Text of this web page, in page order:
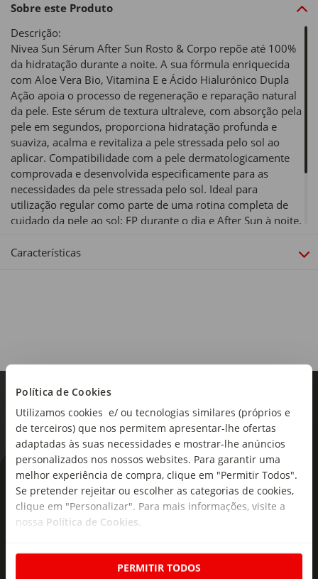
Política de Cookies
Utilizamos cookies e/ ou tecnologias similares (próprios e
de terceiros) que nos permitem apresentar-lhe ofertas
adaptadas às suas necessidades e mostrar-lhe anúncios
personalizados nos nossos websites. Para garantir uma
melhor experiência de compra, clique em "Permitir Todos".
Se pretender rejeitar ou escolher as categorias de cookies,
clique em "Personalizar". Para mais informações, visite a
nossa Política de Cookies.
PERMITIR TODOS
Sobre este Produto
Descrição:
Nivea Sun Sérum After Sun Rosto & Corpo repõe até 100%
da hidratação durante a noite. A sua fórmula enriquecida
com Aloe Vera Bio, Vitamina E e Ácido Hialurónico Dupla
Ação apoia o processo de regeneração e reparação natural
da pele. Este sérum de textura ultraleve, com absorção pela
pele em segundos, proporciona hidratação profunda e
suaviza, acalma e revitaliza a pele stressada pelo sol ao
aplicar. Compatibilidade com a pele dermatologicamente
comprovada e desenvolvida especificamente para as
necessidades da pele stressada pelo sol. Ideal para
utilização regular como parte de uma rotina completa de
cuidado da pele ao sol: FP durante o dia e After Sun à noite.
Tipo de produto:
Características
As novidades mais frescas no
seu e-mail!
ofertas e novidades para si.